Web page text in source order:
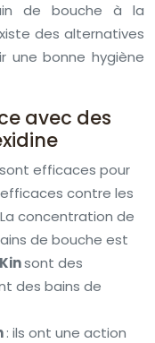
de bouche à la
des alternatives
une bonne hygiène
avec des
sont efficaces pour
contre les
concentration de
de bouche est
sont des
des bains de
: ils ont une action